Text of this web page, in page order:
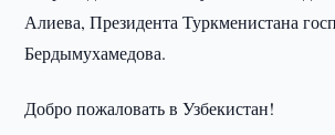
Алиева, Президента Туркменистана
Бердымухамедова.
Добро пожаловать в Узбекистан!